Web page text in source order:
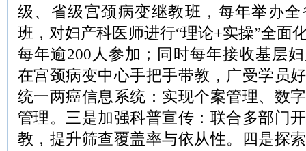
级、省级宫颈病变继教班，每年举办
班，对妇产科医师进行“理论+实操”全面
每年逾200人参加；同时每年接收基层
在宫颈病变中心手把手带教，广受学员
统一两癌信息系统：实现个案管理、数
管理。三是加强科普宣传：联合多部门
教，提升筛查覆盖率与依从性。四是探